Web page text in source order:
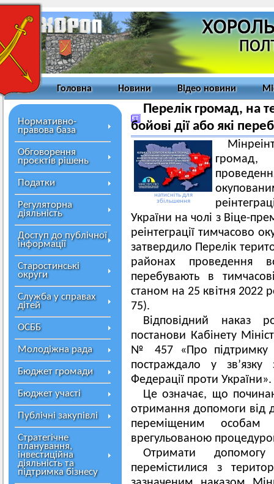
Головна Новини Відео новини
Нормативно-
правова база
Обговорення
проєктів рішень
Податки
Регуляторна
діяльність
Доступ до публічної
інформації
Старостинські
округи
Служба у справах
дітей
ОСББ
Молодіжна рада
Бюджет громади
Бюджет участі
Публічні закупівлі
Стратегічне
планування,
інвестиційна
діяльність та
підтримка бізнесу
Перелік громад, на
бойові дії або які
натисніть для
збільшення
України на чолі з Віце-
реінтеграції тимчасово
затвердило Перелік
районах проведення
перебувають в
станом на 25 квітня 2022
75).
Відповідний наказ
постанови Кабінету
№ 457 «Про підтримку
постраждало у зв’язку
Федерації проти України».
Це означає, що
отримання допомоги від
переміщеним особам
врегульованою
Отримати
перемістилися з